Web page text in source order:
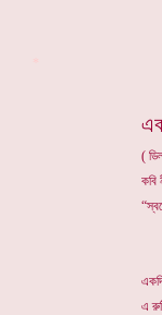
(
কবি
এ